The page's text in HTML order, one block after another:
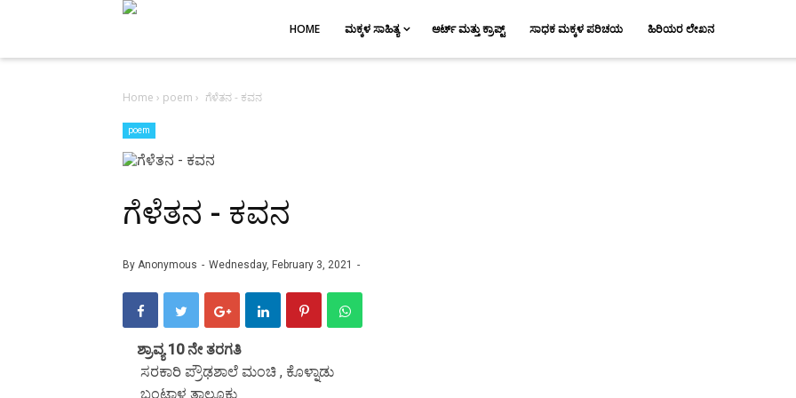
HOME ಮಕ್ಕಳ ಸಾಹಿತ್ಯ ಆರ್ಟ್ ಮತ್ತು ಕ್ರಾಪ್ಟ್ ಸಾಧಕ ಮಕ್ಕಳ ಪರಿಚಯ ಹಿರಿಯರ ಲೇಖನ
Home › poem › ಗೆಳೆತನ - ಕವನ
poem
ಗೆಳೆತನ - ಕವನ
By Anonymous Wednesday, February 3, 2021
ಶ್ರಾವ್ಯ 10 ನೇ ತರಗತಿ
ಸರಕಾರಿ ಪ್ರೌಢಶಾಲೆ ಮಂಚಿ , ಕೊಳ್ನಾಡು
ಬಂಟ್ವಾಳ ತಾಲೂಕು